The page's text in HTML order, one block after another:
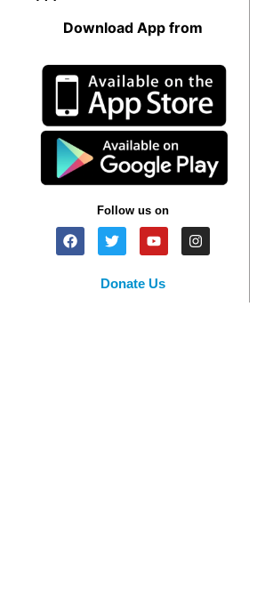
Download App from
Follow us on
Donate Us